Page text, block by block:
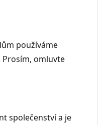
používáme
omluvte
společenství a je